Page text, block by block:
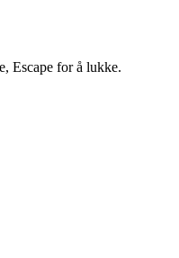
Escape for å lukke.